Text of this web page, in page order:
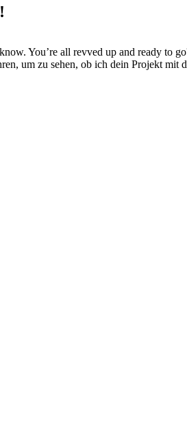
You’re all revved up and ready to
um zu sehen, ob ich dein Projekt mit